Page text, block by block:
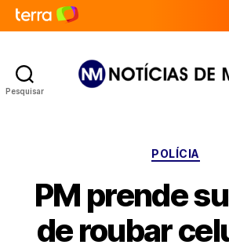
Pesquisar
POLÍCIA
PM prende
de roubar